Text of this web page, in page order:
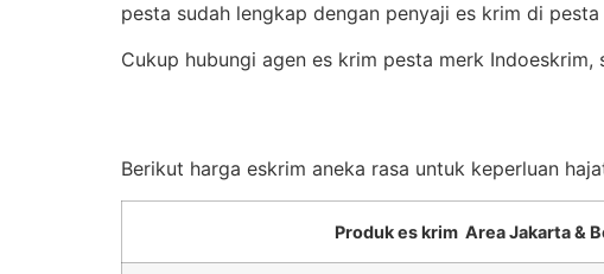
pesta sudah lengkap dengan penyaji es krim di
Cukup hubungi agen es krim pesta merk
Berikut harga eskrim aneka rasa untuk keperluan
Produk es krim Area Jakarta &